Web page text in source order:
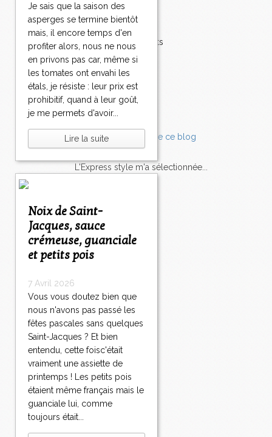
Je sais que la saison des
asperges se termine bientôt
mais, il encore temps d'en
profiter alors, nous ne nous
en privons pas car, même si
les tomates ont envahi les
étals, je résiste : leur prix est
prohibitif, quand à leur goût,
je me permets d'avoir...
Lire la suite
Noix de Saint-
Jacques, sauce
crémeuse, guanciale
et petits pois
7 Avril 2026
Vous vous doutez bien que
nous n'avons pas passé les
fêtes pascales sans quelques
Saint-Jacques ? Et bien
entendu, cette foisc'était
vraiment une assiette de
printemps ! Les petits pois
étaient même français mais le
guanciale lui, comme
toujours était...
Soupe
Fêtes
Poisson
Accompagnements
Champignons
Chocolat
Pâtes
Tomates
Balade
L'Express style m'a sélectionnée...
articles récents